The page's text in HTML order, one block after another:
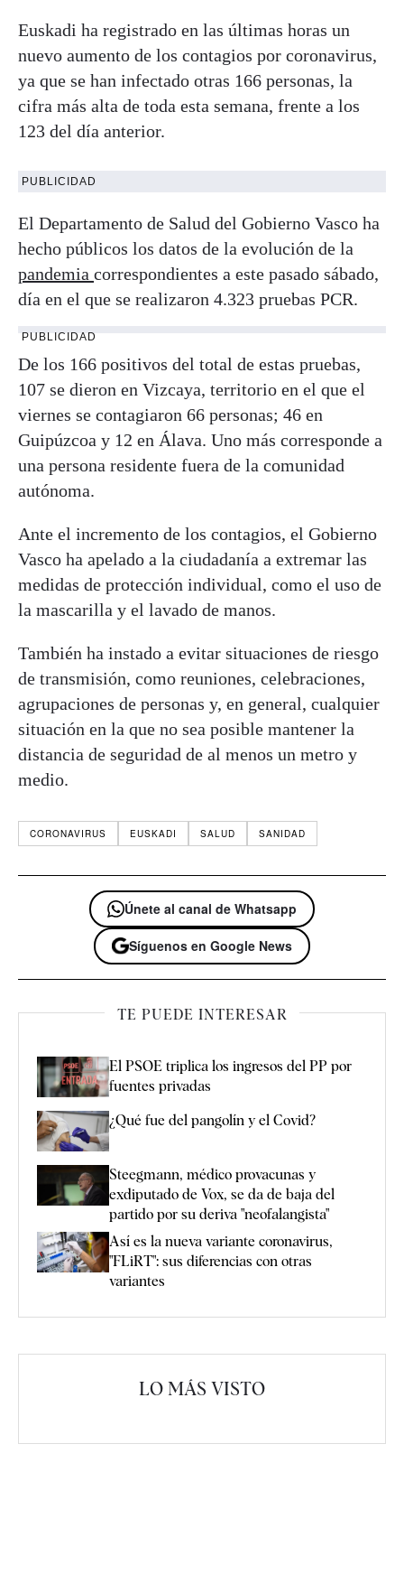
Euskadi ha registrado en las últimas horas un
nuevo aumento de los contagios por coronavirus,
ya que se han infectado otras 166 personas, la
cifra más alta de toda esta semana, frente a los
123 del día anterior.
PUBLICIDAD
El Departamento de Salud del Gobierno Vasco ha
hecho públicos los datos de la evolución de la
pandemia correspondientes a este pasado sábado,
día en el que se realizaron 4.323 pruebas PCR.
PUBLICIDAD
De los 166 positivos del total de estas pruebas,
107 se dieron en Vizcaya, territorio en el que el
viernes se contagiaron 66 personas; 46 en
Guipúzcoa y 12 en Álava. Uno más corresponde a
una persona residente fuera de la comunidad
autónoma.
Ante el incremento de los contagios, el Gobierno
Vasco ha apelado a la ciudadanía a extremar las
medidas de protección individual, como el uso de
la mascarilla y el lavado de manos.
También ha instado a evitar situaciones de riesgo
de transmisión, como reuniones, celebraciones,
agrupaciones de personas y, en general, cualquier
situación en la que no sea posible mantener la
distancia de seguridad de al menos un metro y
medio.
CORONAVIRUS EUSKADI SALUD SANIDAD
Únete al canal de Whatsapp
Síguenos en Google News
TE PUEDE INTERESAR
El PSOE triplica los ingresos del PP por
fuentes privadas
¿Qué fue del pangolín y el Covid?
Steegmann, médico provacunas y
exdiputado de Vox, se da de baja del
partido por su deriva "neofalangista"
Así es la nueva variante coronavirus,
"FLiRT": sus diferencias con otras
variantes
LO MÁS VISTO